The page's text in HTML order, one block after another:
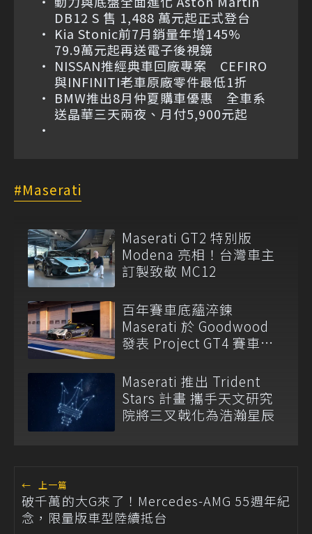
DB12 S 售 1,488 萬元起正式登台
Kia Stonic前7月銷量年增145%
79.9萬元起再送電子後視鏡
NISSAN推經典車回廠專案 CEFIRO
與INFINITI老車原廠零件最低1折
BMW推出8月仲夏購車優惠 全車系
送晶華三天兩夜、月付5,900元起
Maserati
Maserati GT2 特別版
Modena 亮相！台灣車主
訂製致敬 MC12
百年賽車底蘊淬鍊
Maserati 於 Goodwood
發表 Project GT4 賽車與
Maserati 推出 Trident
Stars 計畫 攜手天文研究
院將三叉戟化為浩瀚星辰
← 上一篇
破千萬的大G來了！Mercedes-AMG 55週年紀
念，限量版車型陸續抵台